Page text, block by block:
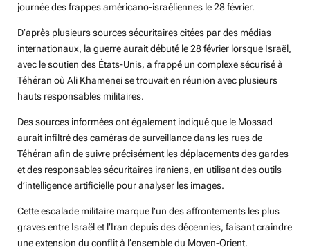
journée des frappes américano-israéliennes le 28 février.
D’après plusieurs sources sécuritaires citées par des médias
internationaux, la guerre aurait débuté le 28 février lorsque Israël,
avec le soutien des États-Unis, a frappé un complexe sécurisé à
Téhéran où Ali Khamenei se trouvait en réunion avec plusieurs
hauts responsables militaires.
Des sources informées ont également indiqué que le Mossad
aurait infiltré des caméras de surveillance dans les rues de
Téhéran afin de suivre précisément les déplacements des gardes
et des responsables sécuritaires iraniens, en utilisant des outils
d’intelligence artificielle pour analyser les images.
Cette escalade militaire marque l’un des affrontements les plus
graves entre Israël et l’Iran depuis des décennies, faisant craindre
une extension du conflit à l’ensemble du Moyen-Orient.